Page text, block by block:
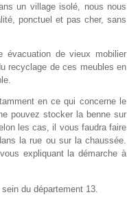
un village isolé, nous nous
ponctuel et pas cher, sans
évacuation de vieux mobilier
recyclage de ces meubles en
en ce qui concerne le
pouvez stocker la benne sur
les cas, il vous faudra faire
la rue ou sur la chaussée.
expliquant la démarche à
du département 13.